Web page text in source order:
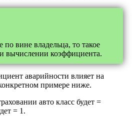
вине владельца, то такое
вычислении коэффициента.
аварийности влияет на
примере ниже.
авто класс будет =
= 1.